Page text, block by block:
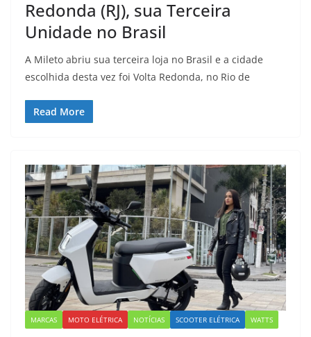
Redonda (RJ), sua Terceira
Unidade no Brasil
A Mileto abriu sua terceira loja no Brasil e a cidade
escolhida desta vez foi Volta Redonda, no Rio de
Read More
MARCAS MOTO ELÉTRICA NOTÍCIAS SCOOTER ELÉTRICA WATTS